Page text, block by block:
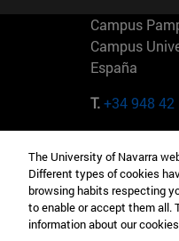
Campus
Campus
España
T.+34 948 42
Camino del
Madrid
T.+34 912 11
The University of Navarra
Different types of cookies
browsing habits respecting
to enable or accept them all.
information about our